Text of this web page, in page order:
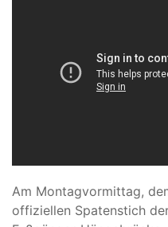
Am Montagvormittag,
offiziellen Spatenstich